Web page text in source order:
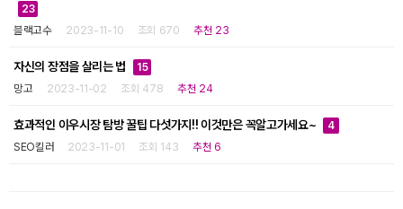
23
블랙고수 2023-11-10 조회 670 추천 23
자신의 장점을 살리는 법 15
망고 2023-11-02 조회 478 추천 24
효과적인 이우시장 탐방 꿀팁 다섯가지!! 이것만은 꼭알고가세요~ 4
SEO킬러 2023-11-01 조회 143 추천 6